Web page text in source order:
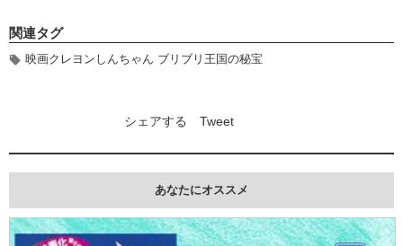
関連タグ
映画クレヨンしんちゃん ブリブリ王国の秘宝
シェアする Tweet
あなたにオススメ